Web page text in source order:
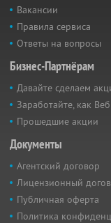
Вакансии
Правила сервиса
Ответы на вопросы
Бизнес-Партнёрам
Давайте сделаем
Заработайте, как
Прошедшие акции
Документы
Агентский договор
Лицензионный
Публичная оферта
Политика